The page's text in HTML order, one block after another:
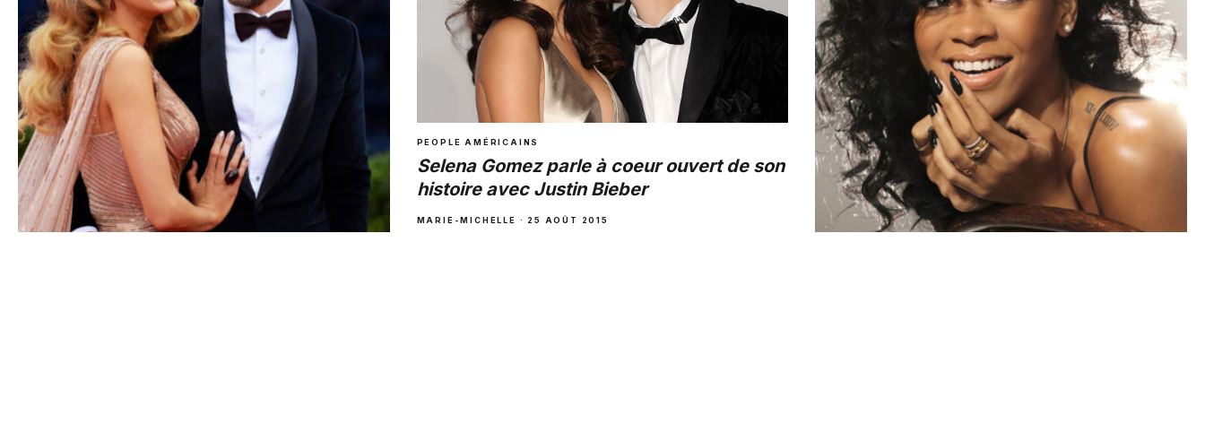
PEOPLE AMÉRICAINS
Selena Gomez parle à coeur ouvert de son
histoire avec Justin Bieber
MARIE-MICHELLE · 25 AOÛT 2015